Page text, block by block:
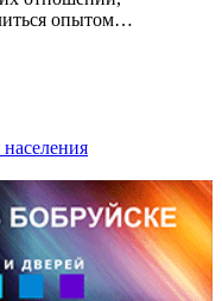
опытом…